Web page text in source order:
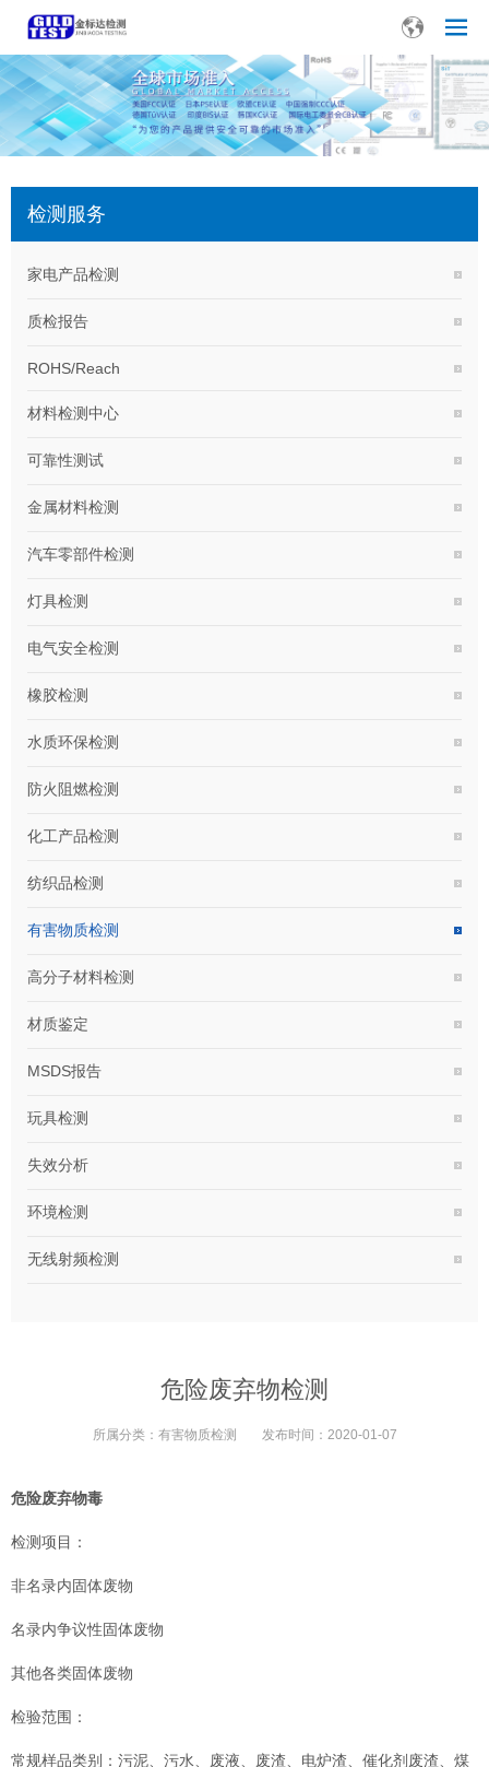
检测服务
家电产品检测
质检报告
ROHS/Reach
材料检测中心
可靠性测试
金属材料检测
汽车零部件检测
灯具检测
电气安全检测
橡胶检测
水质环保检测
防火阻燃检测
化工产品检测
纺织品检测
有害物质检测
高分子材料检测
材质鉴定
MSDS报告
玩具检测
失效分析
环境检测
无线射频检测
危险废弃物检测
所属分类： 有害物质检测 发布时间： 2020-01-07
危险废弃物毒
检测项目：
非名录内固体废物
名录内争议性固体废物
其他各类固体废物
检验范围：
常规样品类别：污泥、污水、废液、废渣、电炉渣、催化剂废渣、煤